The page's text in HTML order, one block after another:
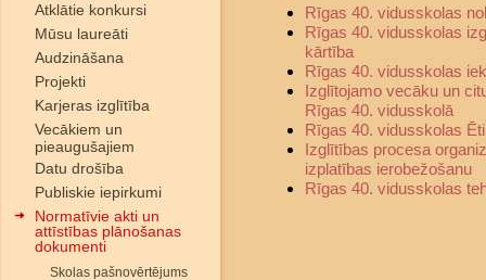
Atklātie konkursi
Mūsu laureāti
Audzināšana
Projekti
Karjeras izglītība
Vecākiem un
pieaugušajiem
Datu drošība
Publiskie iepirkumi
Normatīvie akti un
attīstības plānošanas
dokumenti
Skolas pašnovērtējums
Rīgas 40. vidusskolas
Rīgas 40. vidusskolas
kārtība
Rīgas 40. vidusskolas
Izglītojamo vecāku un
Rīgas 40. vidusskolā
Rīgas 40. vidusskolas
Izglītības procesa
izplatības ierobežošanu
Rīgas 40. vidusskolas